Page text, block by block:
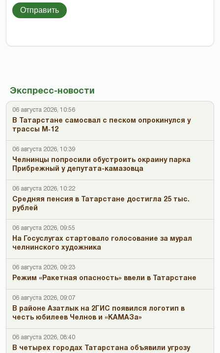
Экспресс-новости
06 августа 2026, 10:56
В Татарстане самосвал с песком опрокинулся у
трассы М‑12
06 августа 2026, 10:39
Челнинцы попросили обустроить окраину парка
Прибрежный у депутата-камазовца
06 августа 2026, 10:22
Средняя пенсия в Татарстане достигла 25 тыс.
рублей
06 августа 2026, 09:55
На Госуслугах стартовало голосование за мурал
челнинского художника
06 августа 2026, 09:23
Режим «Ракетная опасность» ввели в Татарстане
06 августа 2026, 09:07
В районе Азатлык на 2ГИС появился логотип в
честь юбилеев Челнов и «КАМАЗа»
06 августа 2026, 08:40
В четырех городах Татарстана объявили угрозу
Отправить